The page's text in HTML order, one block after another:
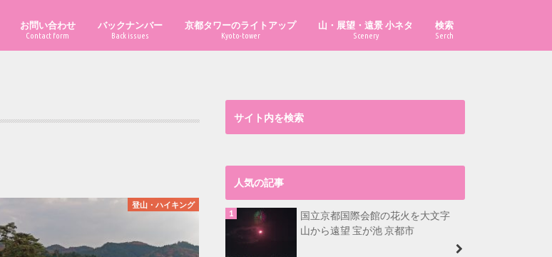
お問い合わせ
Contact form
バックナンバー
Back issues
京都タワーのライトアップ
Kyoto-tower
山・展望・遠景 小ネタ
Scenery
検索
Serch
登山・ハイキング
サイト内を検索
人気の記事
国立京都国際会館の花火を大文字
山から遠望 宝が池 京都市